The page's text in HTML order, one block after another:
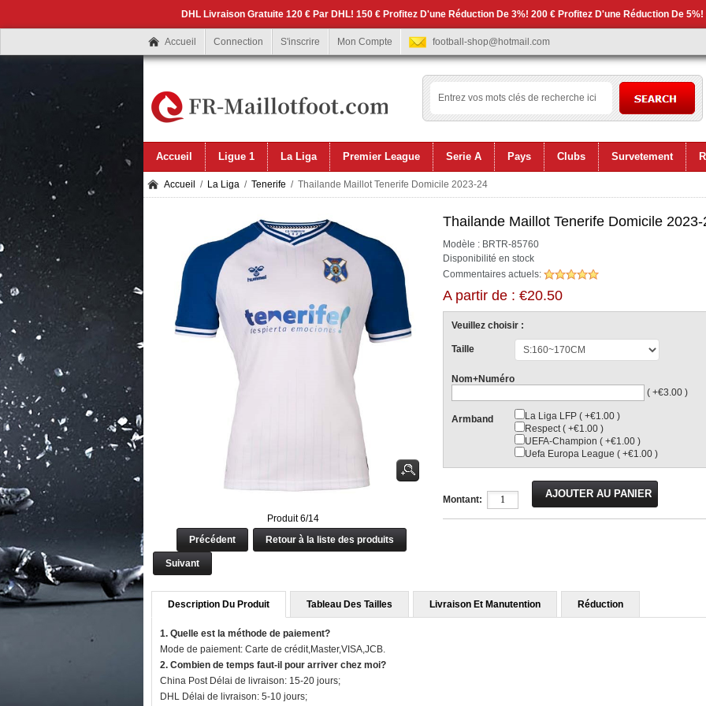
DHL Livraison Gratuite 120 € Par DHL! 150 € Profitez D'une Réduction De 3%! 200 € Profitez D'une Réduction De
Accueil Connection S'inscrire Mon Compte football-shop@hotmail.com
Accueil Ligue 1 La Liga Premier League Serie A Pays Clubs Survetement
Accueil / La Liga / Tenerife / Thailande Maillot Tenerife Domicile 2023-24
Produit 6/14
Précédent
Retour à la liste des produits
Suivant
Thailande Maillot Tenerife Domicile 2023-
Modèle : BRTR-85760
Disponibilité en stock
Commentaires actuels:
A partir de : €20.50
Veuillez choisir :
Taille
Nom+Numéro
( +€3.00 )
Armband
La Liga LFP ( +€1.00 )
Respect ( +€1.00 )
UEFA-Champion ( +€1.00 )
Uefa Europa League ( +€1.00 )
Montant:
Description Du Produit Tableau Des Tailles Livraison Et Manutention Réduction
1. Quelle est la méthode de paiement?
Mode de paiement: Carte de crédit,Master,VISA,JCB.
2. Combien de temps faut-il pour arriver chez moi?
China Post Délai de livraison: 15-20 jours;
DHL Délai de livraison: 5-10 jours;